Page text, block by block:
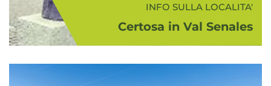
INFO SULLA LOCALITA'
Certosa in Val Senales
comunale della Val Senales e